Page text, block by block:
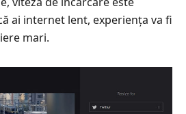
ai internet lent, experiența va fi
mari.